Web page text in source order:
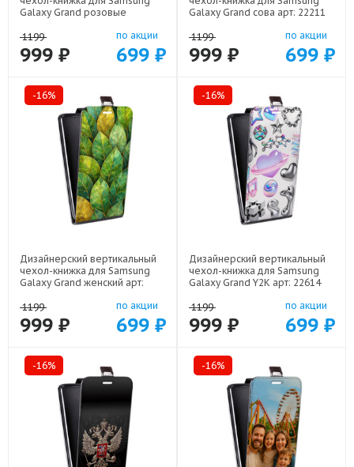
Galaxy Grand розовые
1199
999 ₽
по акции
699 ₽
Galaxy Grand сова арт: 22211
1199
999 ₽
по акции
699 ₽
-16%
Дизайнерский вертикальный
чехол-книжка для Samsung
Galaxy Grand женский арт:
1199
999 ₽
по акции
699 ₽
-16%
Дизайнерский вертикальный
чехол-книжка для Samsung
Galaxy Grand Y2K арт: 22614
1199
999 ₽
по акции
699 ₽
-16% -16%